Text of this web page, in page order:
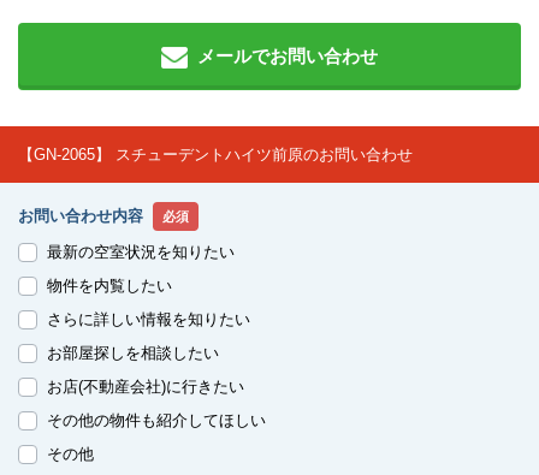
メールでお問い合わせ
【GN-2065】 スチューデントハイツ前原のお問い合わせ
お問い合わせ内容 必須
最新の空室状況を知りたい
物件を内覧したい
さらに詳しい情報を知りたい
お部屋探しを相談したい
お店(不動産会社)に行きたい
その他の物件も紹介してほしい
その他